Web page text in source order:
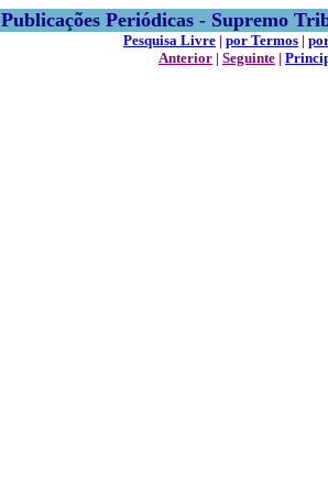
Publicações Periódicas - Supremo
Pesquisa Livre | por Termos |
Anterior | Seguinte |